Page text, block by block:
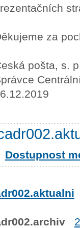
za
pošta, s.
Dostupnost